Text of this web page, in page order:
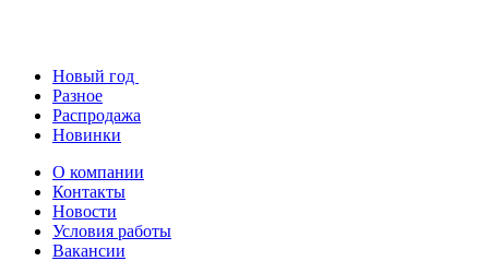
Новый год
Разное
Распродажа
Новинки
О компании
Контакты
Новости
Условия работы
Вакансии